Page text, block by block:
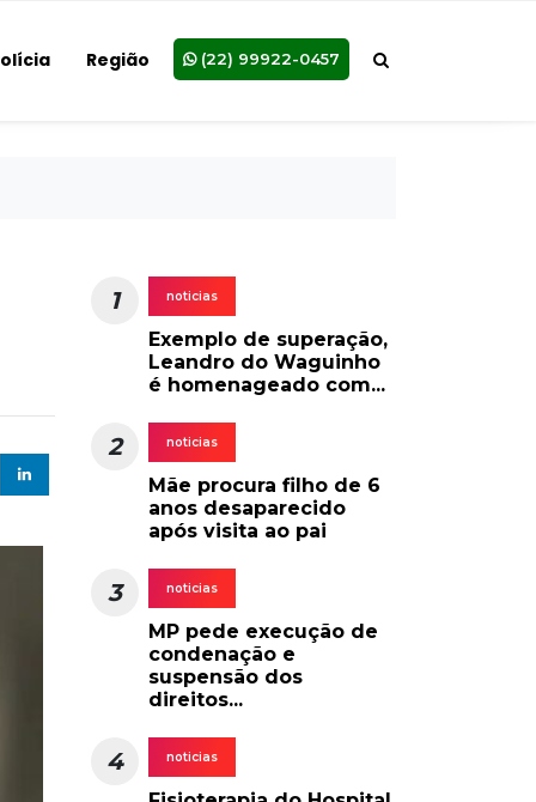
Região (22) 99922-0457
1 noticias
Exemplo de superação,
Leandro do Waguinho
é homenageado com...
2 noticias
Mãe procura filho de 6
anos desaparecido
após visita ao pai
3 noticias
MP pede execução de
condenação e
suspensão dos
direitos...
4 noticias